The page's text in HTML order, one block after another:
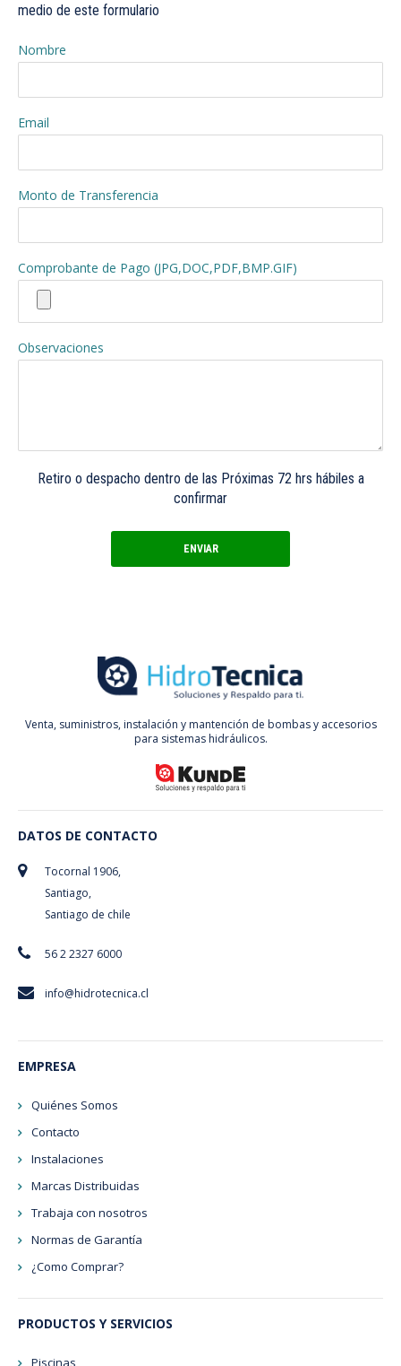
medio de este formulario
Nombre
Email
Monto de Transferencia
Comprobante de Pago (JPG,DOC,PDF,BMP.GIF)
Observaciones
Retiro o despacho dentro de las Próximas 72 hrs hábiles a
confirmar
ENVIAR
Venta, suministros, instalación y mantención de bombas y accesorios
para sistemas hidráulicos.
DATOS DE CONTACTO
Tocornal 1906,
Santiago,
Santiago de chile
56 2 2327 6000
info@hidrotecnica.cl
EMPRESA
Quiénes Somos
Contacto
Instalaciones
Marcas Distribuidas
Trabaja con nosotros
Normas de Garantía
¿Como Comprar?
PRODUCTOS Y SERVICIOS
Piscinas